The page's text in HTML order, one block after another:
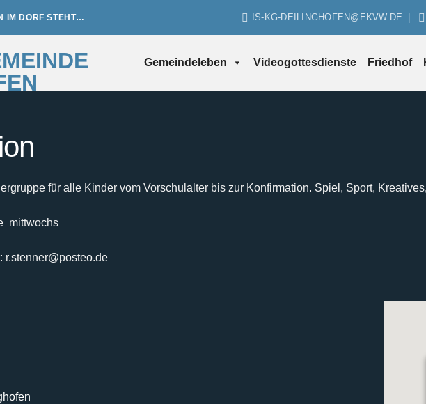
IM DORF STEHT… IS-KG-DEILINGHOFEN@EKVW.DE
Gemeindeleben Videogottesdienste Friedhof
für alle Kinder vom Vorschulalter bis zur Konfirmation. Spiel, Sport,
mittwochs
r.stenner@posteo.de